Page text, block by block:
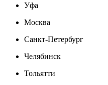
Уфа
Москва
Санкт-Петербург
Челябинск
Тольятти